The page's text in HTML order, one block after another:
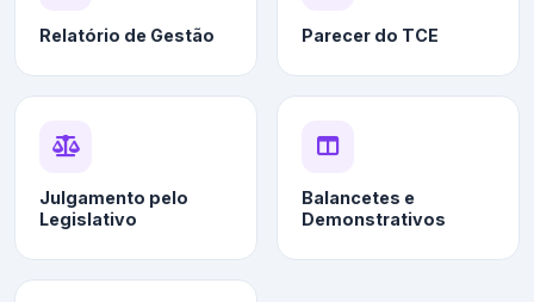
Relatório de Gestão Parecer do TCE
Julgamento pelo
Legislativo
Balancetes e
Demonstrativos